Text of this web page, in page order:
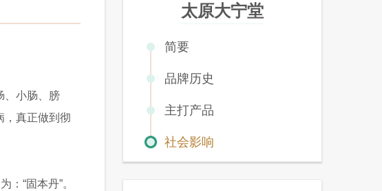
、小肠、膀
，真正做到彻
“固本丹”。
太原大宁堂
简要
品牌历史
主打产品
社会影响